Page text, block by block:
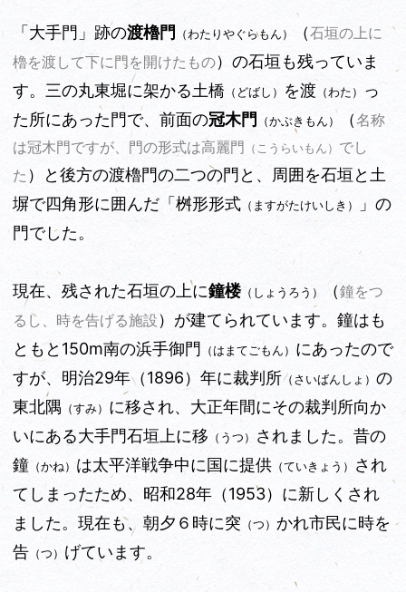
「大手門」跡の渡櫓門 （わたりやぐらもん） （石垣の上に
櫓を渡して下に門を開けたもの）の石垣も残っていま
す。三の丸東堀に架かる土橋 （どばし） を渡 （わた）
っ
た所にあった門で、前面の冠木門 （かぶきもん） （名称
は冠木門ですが、門の形式は高麗門
（こうらいもん） でし
た ）と後方の渡櫓門の二つの門と、周囲を石垣と土
塀で四角形に囲んだ「桝形形式 （ますがたけいしき）
」の
門でした。
現在、残された石垣の上に鐘楼（しょうろう） （鐘をつ
るし、時を告げる施設 ）が建てられています。鐘はも
ともと150m南の浜手御門 （はまてごもん） にあったので
すが、明治29年（1896）年に裁判所（さいばんしょ） の
東北隅 （すみ） に移され、大正年間にその裁判所向か
いにある大手門石垣上に移 （うつ）
されました。昔の
鐘 （かね）は太平洋戦争中に国に提供 （ていきょう）
され
てしまったため、昭和28年（1953）に新しくされ
ました。現在も、朝夕６時に突 （つ） かれ市民に時を
告 （つ） げています。